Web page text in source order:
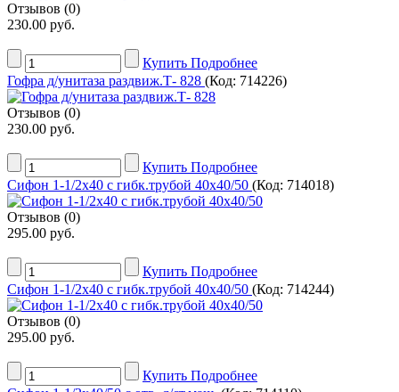
Отзывов (0)
230.00 руб.
Купить Подробнее
Гофра д/унитаза раздвиж.Т- 828 (Код: 714226)
Отзывов (0)
230.00 руб.
Купить Подробнее
Сифон 1-1/2х40 с гибк.трубой 40х40/50 (Код: 714018)
Отзывов (0)
295.00 руб.
Купить Подробнее
Сифон 1-1/2х40 с гибк.трубой 40х40/50 (Код: 714244)
Отзывов (0)
295.00 руб.
Купить Подробнее